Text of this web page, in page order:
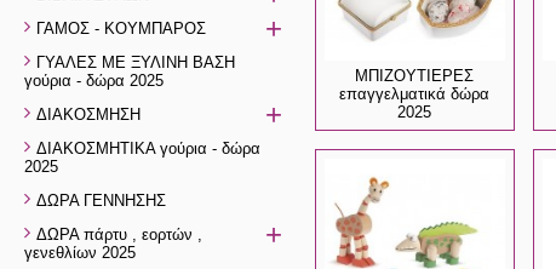
ΓΑΜΟΣ - ΚΟΥΜΠΑΡΟΣ +
ΓΥΑΛΕΣ ΜΕ ΞΥΛΙΝΗ ΒΑΣΗ
γούρια - δώρα 2025
ΔΙΑΚΟΣΜΗΣΗ
+
ΔΙΑΚΟΣΜΗΤΙΚΑ γούρια - δώρα
2025
ΔΩΡΑ ΓΕΝΝΗΣΗΣ
ΔΩΡΑ πάρτυ , εορτών ,
γενεθλίων 2025
+
ΜΠΙΖΟΥΤΙΕΡΕΣ
επαγγελματικά δώρα
2025